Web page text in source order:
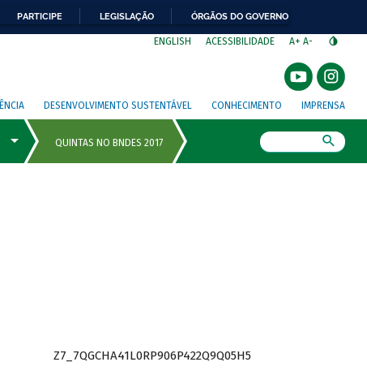
PARTICIPE LEGISLAÇÃO ÓRGÃOS DO GOVERNO
ENGLISH ACESSIBILIDADE A+ A-
DESENVOLVIMENTO SUSTENTÁVEL CONHECIMENTO IMPRENSA
Z7_7QGCHA41L0RP906P422Q9Q05H5